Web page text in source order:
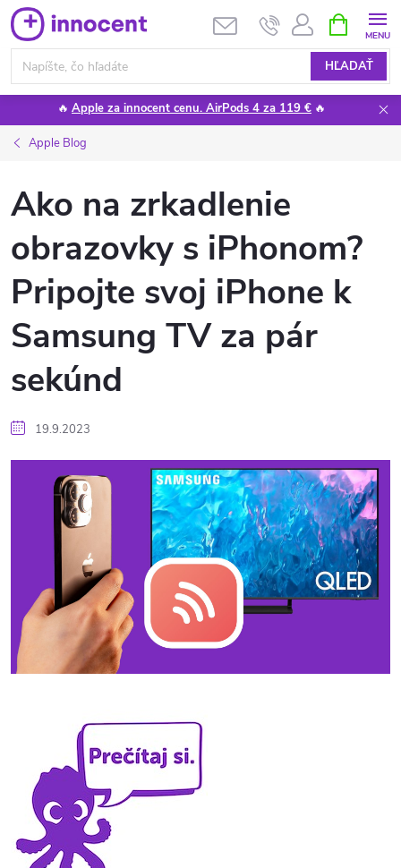
Prejsť
na
obsah
HĽADAŤ
KOŠÍK
🔥 Apple za innocent cenu. AirPods 4 za 119 € 🔥
Apple Blog
Ako na zrkadlenie
obrazovky s iPhonom?
Pripojte svoj iPhone k
Samsung TV za pár
sekúnd
19.9.2023